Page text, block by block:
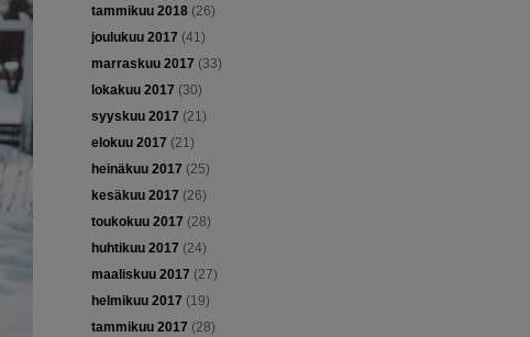
tammikuu 2018(26)
joulukuu 2017 (41)
marraskuu 2017 (33)
lokakuu 2017 (30)
syyskuu 2017 (21)
elokuu 2017 (21)
heinäkuu 2017 (25)
kesäkuu 2017 (26)
toukokuu 2017 (28)
huhtikuu 2017 (24)
maaliskuu 2017 (27)
helmikuu 2017 (19)
tammikuu 2017 (28)